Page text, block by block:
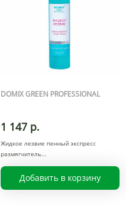
DOMIX GREEN PROFESSIONAL
1 147 р.
Жидкое лезвие пенный экспресс
размягчитель
Добавить в корзину